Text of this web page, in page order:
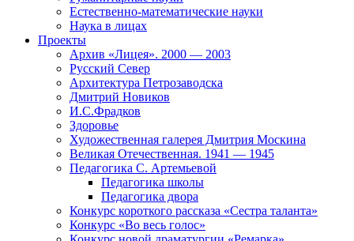
Естественно-математические науки
Наука в лицах
Проекты
Архив «Лицея». 2000 — 2003
Русский Север
Архитектура Петрозаводска
Дмитрий Новиков
И.С.Фрадков
Здоровье
Художественная галерея Дмитрия Москина
Великая Отечественная. 1941 — 1945
Педагогика С. Артемьевой
Педагогика школы
Педагогика двора
Конкурс короткого рассказа «Сестра таланта»
Конкурс «Во весь голос»